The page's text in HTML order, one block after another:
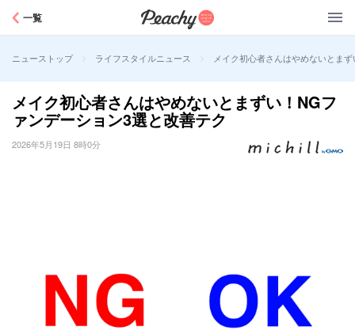
一覧
ニューストップ > ライフスタイルニュース > メイク初心者さんはやめないとま
メイク初心者さんはやめないとまずい！NGフ
ァンデーション3選と改善テク
2026年5月19日 8時0分